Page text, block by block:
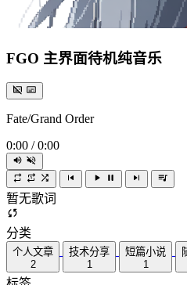
FGO 主界面待机纯音乐
Fate/Grand Order
0:00 / 0:00
暂无歌词
分类
个人文章
2
技术分享
1
短篇小说
1